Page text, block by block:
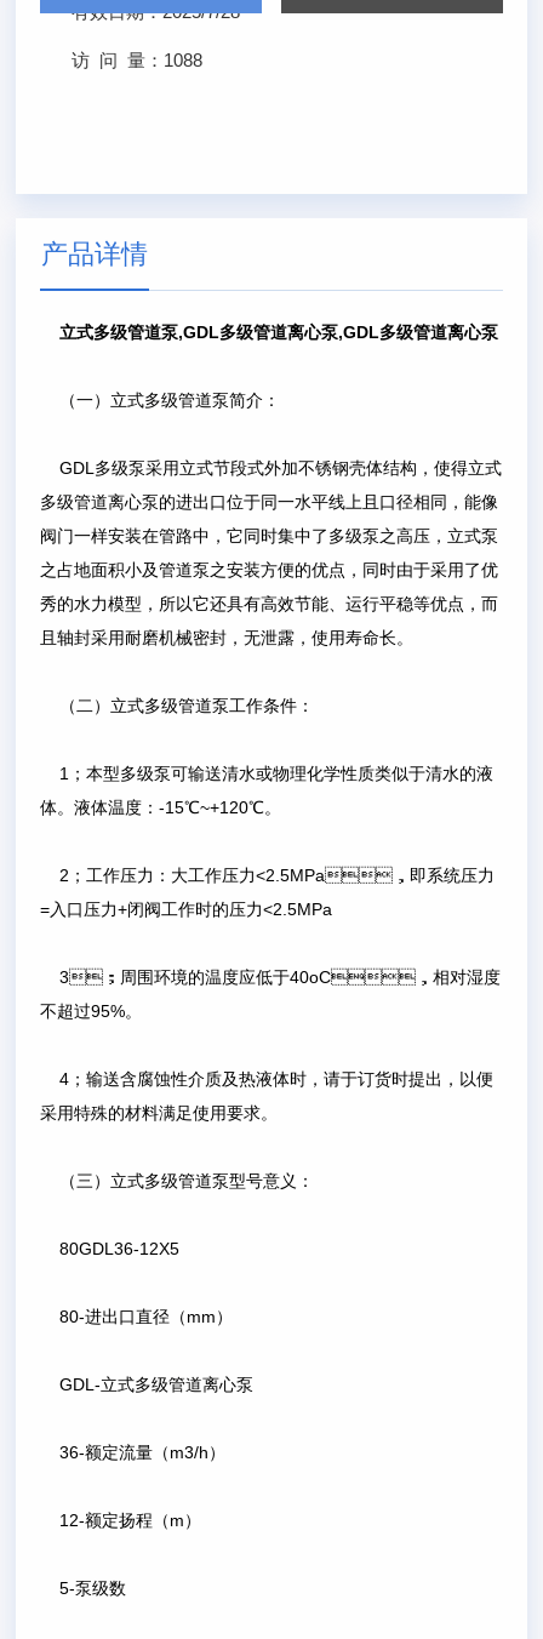
有效日期：2025/7/28
访 问 量： 1088
产品详情
立式多级管道泵,GDL多级管道离心泵,GDL多级管道离心泵
（一）立式多级管道泵简介：
GDL多级泵采用立式节段式外加不锈钢壳体结构，使得立式
多级管道离心泵的进出口位于同一水平线上且口径相同，能像
阀门一样安装在管路中，它同时集中了多级泵之高压，立式泵
之占地面积小及管道泵之安装方便的优点，同时由于采用了优
秀的水力模型，所以它还具有高效节能、运行平稳等优点，而
且轴封采用耐磨机械密封，无泄露，使用寿命长。
（二）立式多级管道泵工作条件：
1；本型多级泵可输送清水或物理化学性质类似于清水的液
体。液体温度：-15℃~+120℃。
2；工作压力：大工作压力<2.5MPa，即系统压力
=入口压力+闭阀工作时的压力<2.5MPa
3；周围环境的温度应低于40οC，相对湿度
不超过95%。
4；输送含腐蚀性介质及热液体时，请于订货时提出，以便
采用特殊的材料满足使用要求。
（三）立式多级管道泵型号意义：
80GDL36-12X5
80-进出口直径（mm）
GDL-立式多级管道离心泵
36-额定流量（m3/h）
12-额定扬程（m）
5-泵级数